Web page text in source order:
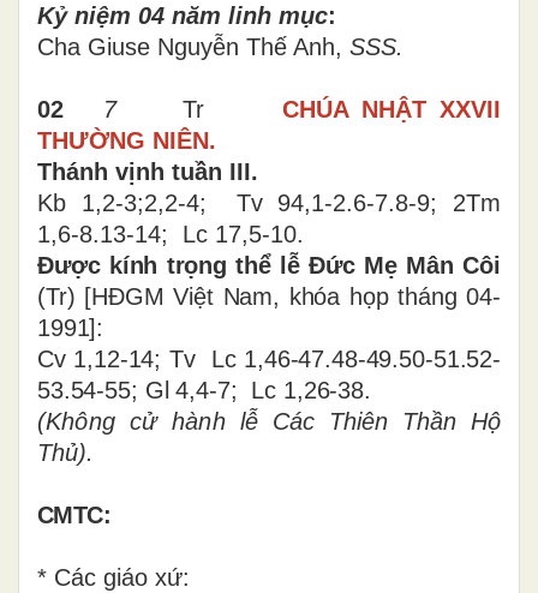
Kỷ niệm 04 năm linh mục:
Cha Giuse Nguyễn Thế Anh, SSS.
02 7TrCHÚA NHẬT XXVII
THƯỜNG NIÊN.
Thánh vịnh tuần III.
Kb 1,2-3;2,2-4; Tv 94,1-2.6-7.8-9; 2Tm
1,6-8.13-14; Lc 17,5-10.
Được kính trọng thể lễ Đức Mẹ Mân Côi
(Tr) [HĐGM Việt Nam, khóa họp tháng 04-
1991]:
Cv 1,12-14; Tv Lc 1,46-47.48-49.50-51.52-
53.54-55; Gl 4,4-7; Lc 1,26-38.
(Không cử hành lễ Các Thiên Thần Hộ
Thủ).
CMTC:
* Các giáo xứ: